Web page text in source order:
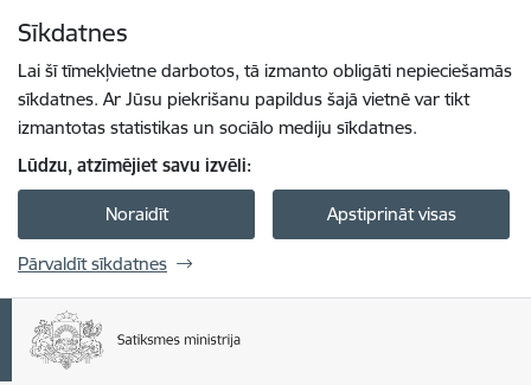
Sīkdatnes
Lai šī tīmekļvietne darbotos, tā izmanto obligāti nepieciešamās
sīkdatnes. Ar Jūsu piekrišanu papildus šajā vietnē var tikt
izmantotas statistikas un sociālo mediju sīkdatnes.
Lūdzu, atzīmējiet savu izvēli:
Noraidīt Apstiprināt visas
Pārvaldīt sīkdatnes